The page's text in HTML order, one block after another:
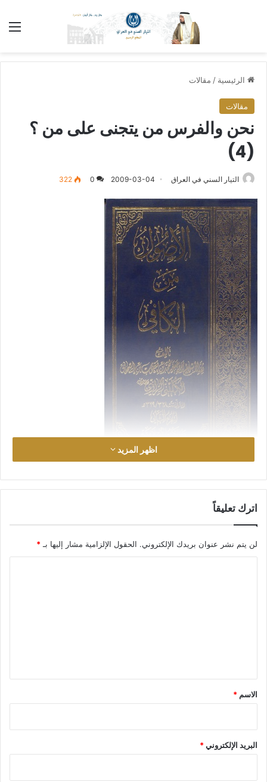
الرئيسية / مقالات
مقالات
نحن والفرس من يتجنى على من ؟
(4)
التيار السني في العراق 2009-03-04
0
322
اظهر المزيد
اترك تعليقاً
لن يتم نشر عنوان بريدك الإلكتروني. الحقول الإلزامية مشار إليها بـ *
*
الاسم *
البريد الإلكتروني*